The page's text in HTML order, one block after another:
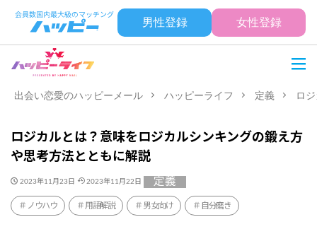
男性登録 女性登録
出会い恋愛のハッピーメール ハッピーライフ 定義 ロ
ロジカルとは？意味をロジカルシンキングの鍛え方
や思考方法とともに解説
2023年11月23日 2023年11月22日 定義
ノウハウ 用語解説 男女向け 自分磨き